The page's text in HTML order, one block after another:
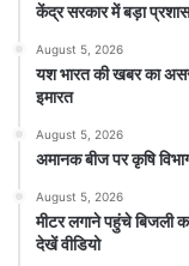
केंद्र सरकार में बड़ा
August 5, 2026
यश भारत की खबर का
इमारत
August 5, 2026
अमानक बीज पर कृषि
August 5, 2026
मीटर लगाने पहुंचे बिजली
देखें वीडियो